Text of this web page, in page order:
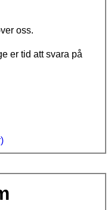
oss.
er tid att svara på